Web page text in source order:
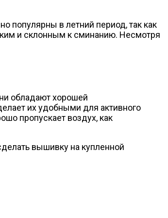
популярны в летний период, так как
и склонным к сминанию. Несмотря
обладают хорошей
их удобными для активного
пропускает воздух, как
вышивку на купленной